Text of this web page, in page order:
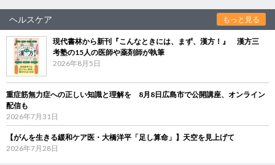
ヘルスケア もっと見る
現代書林から新刊『こんなときには、まず、漢方！』 漢方三
考塾の15人の医師や薬剤師が執筆
2026年8月5日
重症筋無力症への正しい知識と理解を 8月8日広島市で公開講座、オンライン
配信も
2026年7月31日
【がんを生きる緩和ケア医・大橋洋平「足し算命」】天空を見上げて
2026年7月28日